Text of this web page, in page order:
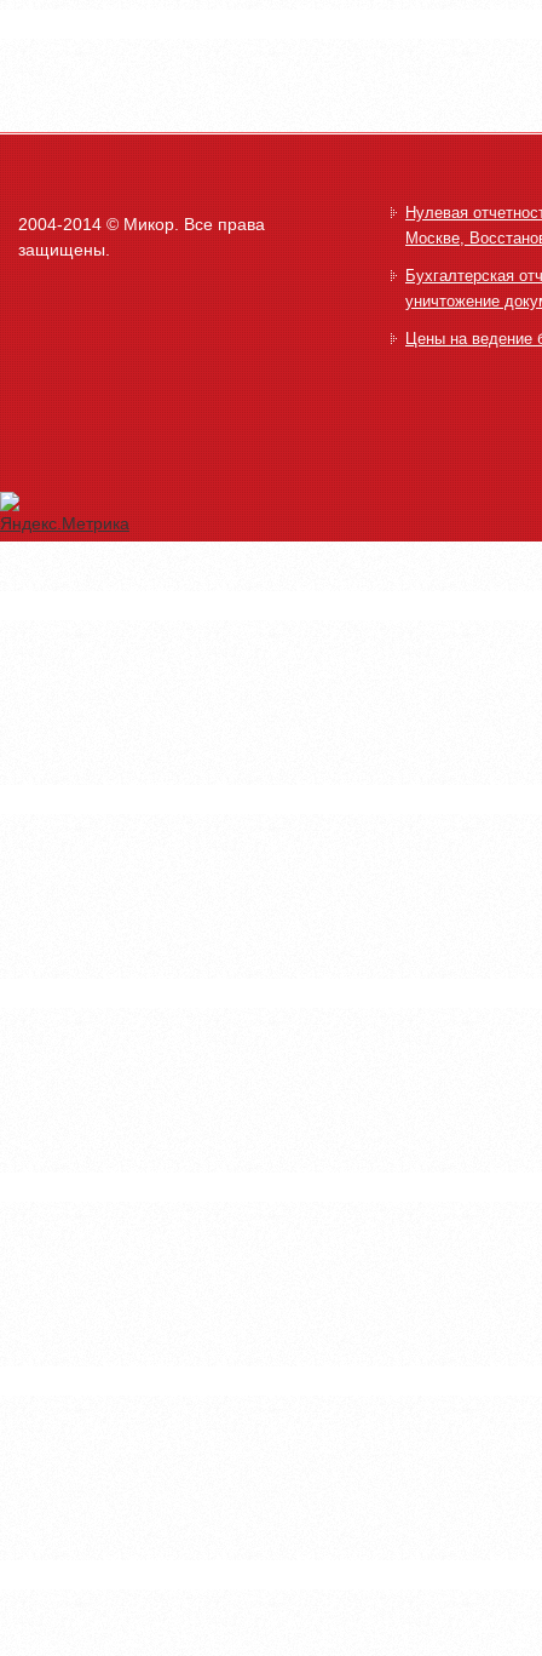
2004-2014 © Микор. Все права
защищены.
Нулевая
Москве,
Бухгалтерская
уничтожение
Цены на ведение